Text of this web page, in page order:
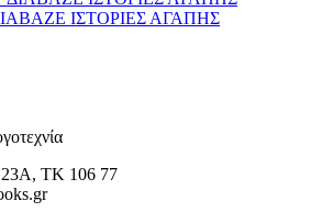
ΙΣΤΟΡΙΕΣ ΑΓΑΠΗΣ
23Α, ΤΚ 106 77